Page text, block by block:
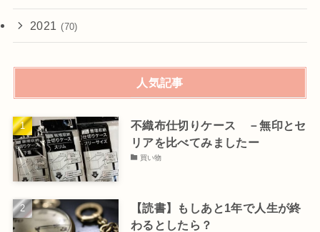
2021 (70)
人気記事
不織布仕切りケース －無印とセ
リアを比べてみましたー
買い物
【読書】もしあと1年で人生が終
わるとしたら？